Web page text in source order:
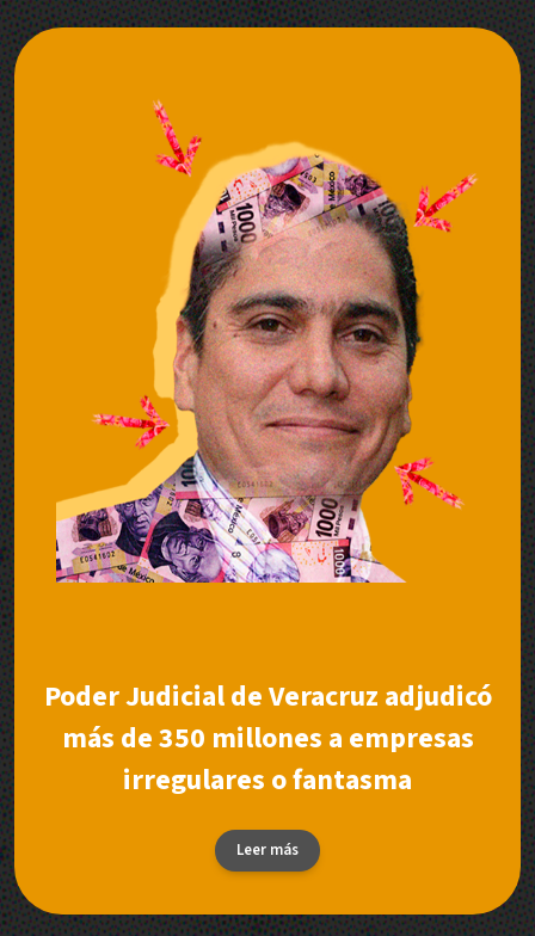
Poder Judicial de Veracruz adjudicó
más de 350 millones a empresas
irregulares o fantasma
Leer más